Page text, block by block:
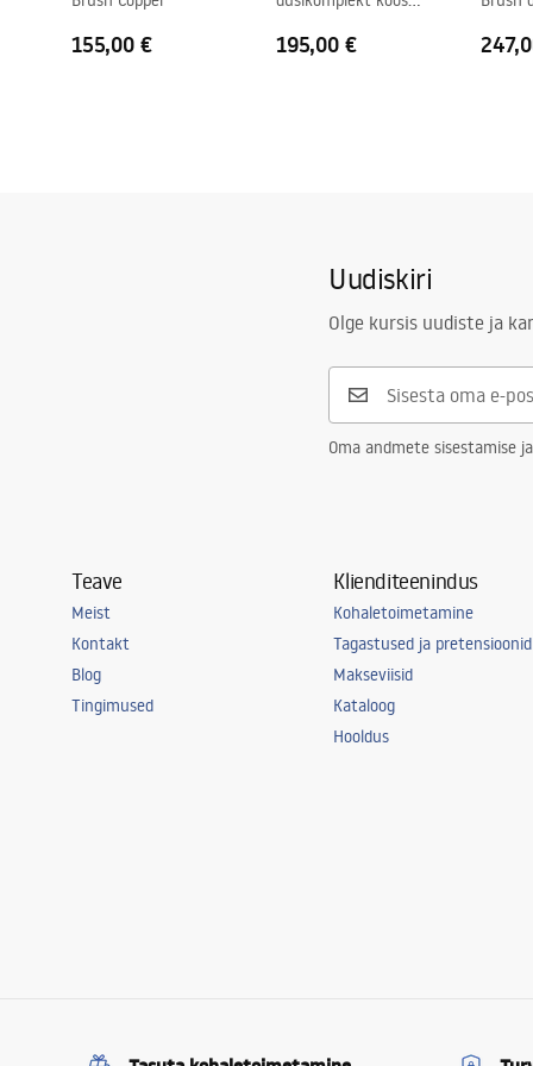
155,00 € 195,00 €
Uudiskiri
Olge kursis uudiste ja
Oma andmete sisestamise
Teave
Meist
Kontakt
Blog
Tingimused
Klienditeenindus
Kohaletoimetamine
Tagastused ja pretensioonid
Makseviisid
Kataloog
Hooldus